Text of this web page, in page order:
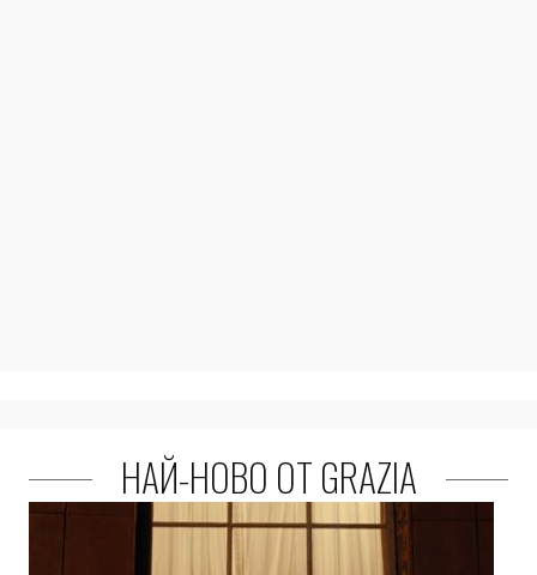
НАЙ-НОВО ОТ GRAZIA